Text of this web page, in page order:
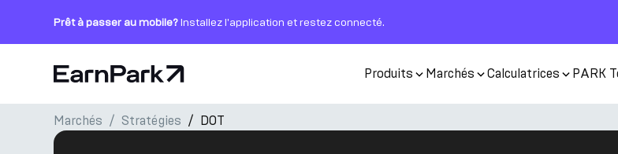
Prêt à passer au mobile?Installez l'application et restez connecté.
Page d'accueil Produits Marchés Calculatrices PARK
Produits
Marchés Stratégies DOT